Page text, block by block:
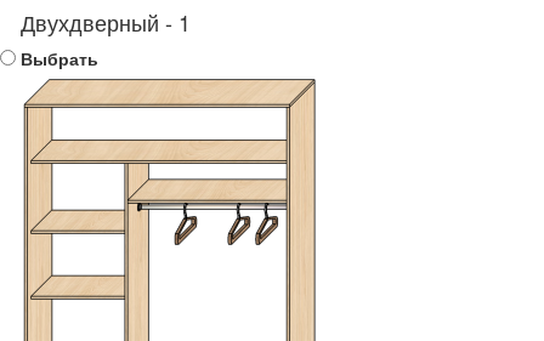
Двухдверный - 1
Выбрать